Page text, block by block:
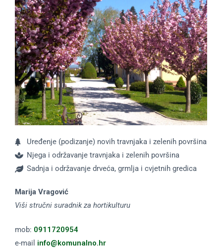
Uređenje (podizanje) novih travnjaka i zelenih površina
Njega i održavanje travnjaka i zelenih površina
Sadnja i održavanje drveća, grmlja i cvjetnih gredica
Marija Vragović
Viši stručni suradnik za hortikulturu
mob: 0911720954
e-mail info@komunalno.hr